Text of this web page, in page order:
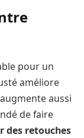
pour un
améliore
aussi
de faire
des retouches